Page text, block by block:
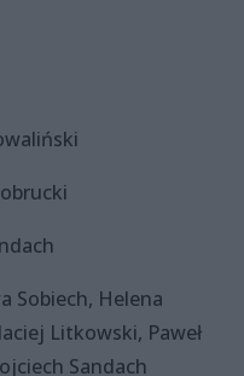
Sobiech, Helena
Litkowski, Paweł
Sandach